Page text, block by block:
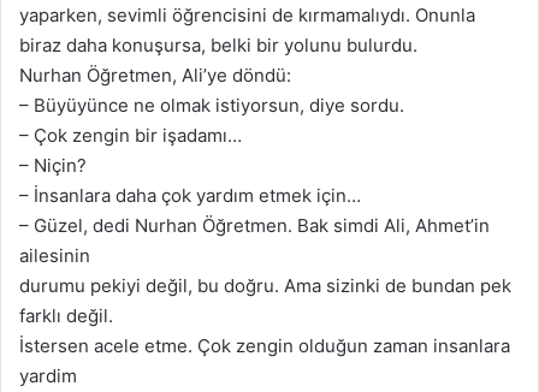
yaparken, sevimli öğrencisini de kırmamalıydı. Onunla
biraz daha konuşursa, belki bir yolunu bulurdu.
Nurhan Öğretmen, Ali’ye döndü:
– Büyüyünce ne olmak istiyorsun, diye sordu.
– Çok zengin bir işadamı…
– Niçin?
– İnsanlara daha çok yardım etmek için…
– Güzel, dedi Nurhan Öğretmen. Bak simdi Ali, Ahmet’in
ailesinin
durumu pekiyi değil, bu doğru. Ama sizinki de bundan pek
farklı değil.
İstersen acele etme. Çok zengin olduğun zaman insanlara
yardim